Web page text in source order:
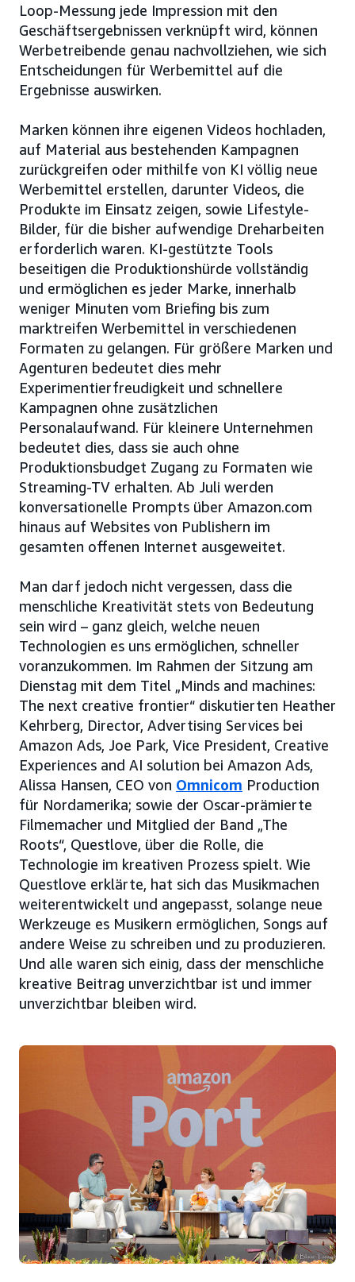
Loop-Messung jede Impression mit den
Geschäftsergebnissen verknüpft wird, können
Werbetreibende genau nachvollziehen, wie sich
Entscheidungen für Werbemittel auf die
Ergebnisse auswirken.
Marken können ihre eigenen Videos hochladen,
auf Material aus bestehenden Kampagnen
zurückgreifen oder mithilfe von KI völlig neue
Werbemittel erstellen, darunter Videos, die
Produkte im Einsatz zeigen, sowie Lifestyle-
Bilder, für die bisher aufwendige Dreharbeiten
erforderlich waren. KI-gestützte Tools
beseitigen die Produktionshürde vollständig
und ermöglichen es jeder Marke, innerhalb
weniger Minuten vom Briefing bis zum
marktreifen Werbemittel in verschiedenen
Formaten zu gelangen. Für größere Marken und
Agenturen bedeutet dies mehr
Experimentierfreudigkeit und schnellere
Kampagnen ohne zusätzlichen
Personalaufwand. Für kleinere Unternehmen
bedeutet dies, dass sie auch ohne
Produktionsbudget Zugang zu Formaten wie
Streaming-TV erhalten. Ab Juli werden
konversationelle Prompts über Amazon.com
hinaus auf Websites von Publishern im
gesamten offenen Internet ausgeweitet.
Man darf jedoch nicht vergessen, dass die
menschliche Kreativität stets von Bedeutung
sein wird – ganz gleich, welche neuen
Technologien es uns ermöglichen, schneller
voranzukommen. Im Rahmen der Sitzung am
Dienstag mit dem Titel „Minds and machines:
The next creative frontier“ diskutierten Heather
Kehrberg, Director, Advertising Services bei
Amazon Ads, Joe Park, Vice President, Creative
Experiences and AI solution bei Amazon Ads,
Alissa Hansen, CEO von Omnicom Production
für Nordamerika; sowie der Oscar-prämierte
Filmemacher und Mitglied der Band „The
Roots“, Questlove, über die Rolle, die
Technologie im kreativen Prozess spielt. Wie
Questlove erklärte, hat sich das Musikmachen
weiterentwickelt und angepasst, solange neue
Werkzeuge es Musikern ermöglichen, Songs auf
andere Weise zu schreiben und zu produzieren.
Und alle waren sich einig, dass der menschliche
kreative Beitrag unverzichtbar ist und immer
unverzichtbar bleiben wird.